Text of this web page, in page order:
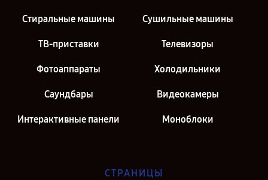
Стиральные машины Сушильные машины
ТВ-приставки Телевизоры
Фотоаппараты Холодильники
Саундбары Видеокамеры
Интерактивные панели Моноблоки
СТРАНИЦЫ